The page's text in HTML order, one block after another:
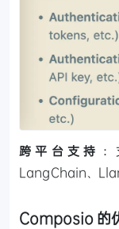
跨平台支持
LangChain、
Composio 的